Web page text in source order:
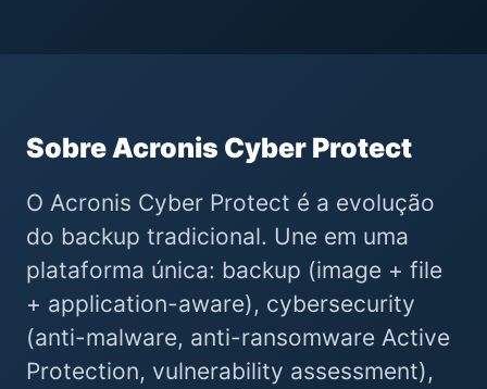
Sobre Acronis Cyber Protect
O Acronis Cyber Protect é a evolução
do backup tradicional. Une em uma
plataforma única: backup (image + file
+ application-aware), cybersecurity
(anti-malware, anti-ransomware Active
Protection, vulnerability assessment),